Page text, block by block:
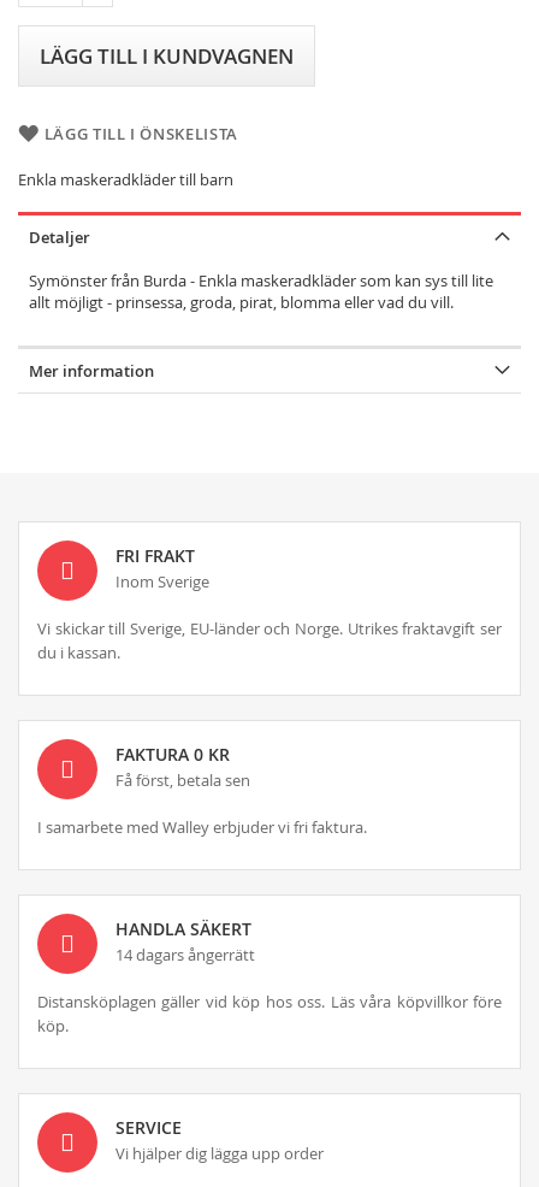
LÄGG TILL I KUNDVAGNEN
LÄGG TILL I ÖNSKELISTA
Enkla maskeradkläder till barn
Detaljer
Symönster från Burda - Enkla maskeradkläder som kan sys till lite
allt möjligt - prinsessa, groda, pirat, blomma eller vad du vill.
Mer information
FRI FRAKT
Inom Sverige
Vi skickar till Sverige, EU-länder och Norge. Utrikes fraktavgift ser
du i kassan.
FAKTURA 0 KR
Få först, betala sen
I samarbete med Walley erbjuder vi fri faktura.
HANDLA SÄKERT
14 dagars ångerrätt
Distansköplagen gäller vid köp hos oss. Läs våra köpvillkor före
köp.
SERVICE
Vi hjälper dig lägga upp order